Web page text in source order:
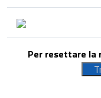
Per resettare la